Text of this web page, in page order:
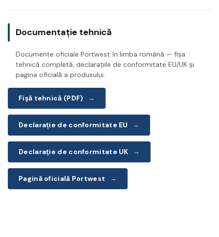
Documentație tehnică
Documente oficiale Portwest în limba română — fișa
tehnică completă, declarațiile de conformitate EU/UK și
pagina oficială a produsului.
Fișă tehnică (PDF) →
Declarație de conformitate EU →
Declarație de conformitate UK →
Pagină oficială Portwest →